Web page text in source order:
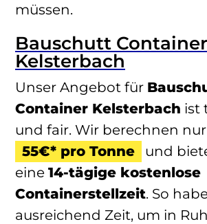
müssen.
Bauschutt
Kelsterbach
Unser Angebot für
Container Kelsterbach ist
und fair. Wir berechnen nur
55€* pro Tonne
und
eine 14-tägige kostenlose
Containerstellzeit. So
ausreichend Zeit, um in